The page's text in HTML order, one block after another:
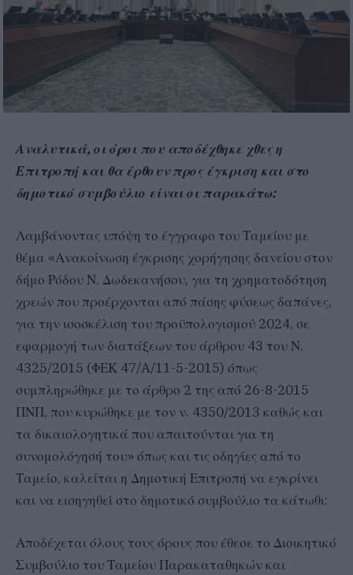
Αναλυτικά, οι όροι που αποδέχθηκε χθες η
Επιτροπή και θα έρθουν προς έγκριση και στο
δημοτικό συμβούλιο είναι οι παρακάτω:
Λαμβάνοντας υπόψη το έγγραφο του Ταμείου με
θέμα «Ανακοίνωση έγκρισης χορήγησης δανείου στον
δήμο Ρόδου Ν. Δωδεκανήσου, για τη χρηματοδότηση
χρεών που προέρχονται από πάσης φύσεως δαπάνες,
για την ισοσκέλιση του προϋπολογισμού 2024, σε
εφαρμογή των διατάξεων του άρθρου 43 του Ν.
4325/2015 (ΦΕΚ 47/A/11-5-2015) όπως
συμπληρώθηκε με το άρθρο 2 της από 26-8-2015
ΠΝΠ, που κυρώθηκε με τον ν. 4350/2013 καθώς και
τα δικαιολογητικά που απαιτούνται για τη
συνομολόγησή του» όπως και τις οδηγίες από το
Ταμείο, καλείται η Δημοτική Επιτροπή να εγκρίνει
και να εισηγηθεί στο δημοτικό συμβούλιο τα κάτωθι:
Αποδέχεται όλους τους όρους που έθεσε το Διοικητικό
Συμβούλιο του Ταμείου Παρακαταθηκών και